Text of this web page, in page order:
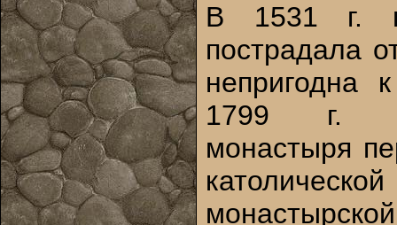
В 1531 г.
пострадала
непригодна
1799 г.
монастыря